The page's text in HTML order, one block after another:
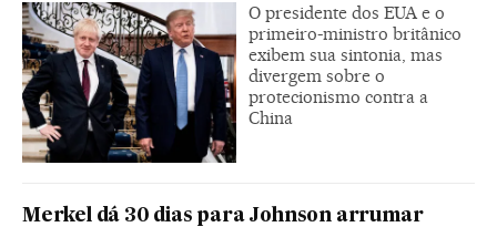
O presidente dos EUA e o
primeiro-ministro britânico
exibem sua sintonia, mas
divergem sobre o
protecionismo contra a
China
Merkel dá 30 dias para Johnson arrumar